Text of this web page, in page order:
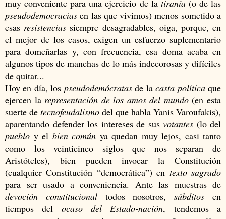
muy conveniente para una ejercicio de la tiranía(o de las
pseudodemocracias en las que vivimos) menos sometido a
esas resistencias siempre desagradables, oiga, porque, en
el mejor de los casos, exigen un esfuerzo suplementario
para domeñarlas y, con frecuencia, esa doma acaba en
algunos tipos de manchas de lo más indecorosas y difíciles
de quitar...
Hoy en día, los pseudodemócratasde lacasta políticaque
ejercen la representación de los amos del mundo(en esta
suerte de tecnofeudalismo del que habla Yanis Varoufakis),
aparentando defender los intereses de sus votantes (lo del
pueblo y el bien común ya quedan muy lejos, casi tanto
como los veinticinco siglos que nos separan de
Aristóteles), bien pueden invocar la Constitución
(cualquier Constitución “democrática”) en texto sagrado
para ser usado a conveniencia. Ante las muestras de
devoción constitucionaltodos nosotros,súbditos en
tiempos del ocaso del Estado-nación, tendemos a